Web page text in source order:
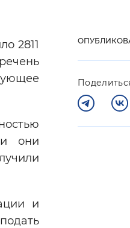
2811
они
и